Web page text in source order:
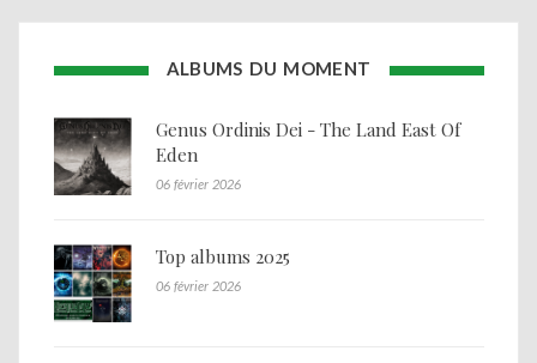
ALBUMS DU MOMENT
Genus Ordinis Dei - The Land East Of
Eden
06 février 2026
Top albums 2025
06 février 2026